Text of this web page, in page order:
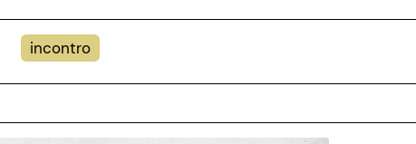
incontro